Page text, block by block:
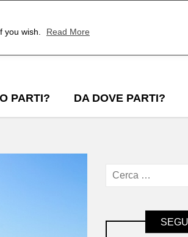
you wish. Read More
PARTI? DA DOVE PARTI?